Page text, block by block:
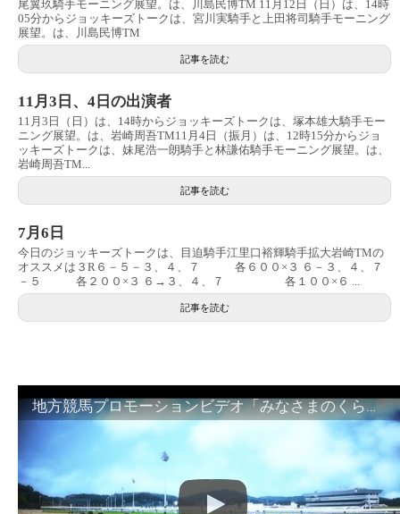
尾翼玖騎手モーニング展望。は、川島民博TM 11月12日（日）は、14時
05分からジョッキーズトークは、宮川実騎手と上田将司騎手モーニング
展望。は、川島民博TM
記事を読む
11月3日、4日の出演者
11月3日（日）は、14時からジョッキーズトークは、塚本雄大騎手モー
ニング展望。は、岩崎周吾TM11月4日（振月）は、12時15分からジョ
ッキーズトークは、妹尾浩一朗騎手と林謙佑騎手モーニング展望。は、
岩崎周吾TM...
記事を読む
7月6日
今日のジョッキーズトークは、目迫騎手江里口裕輝騎手拡大岩崎TMの
オススメは３R６－５－３、４、７ 各６００×３ ６－３、４、７
－５ 各２００×３ ６→３、４、７ 各１００×６ ...
記事を読む
地方競馬プロモーションビデオ「みなさまのくらしのために」30秒篇｜NAR公式